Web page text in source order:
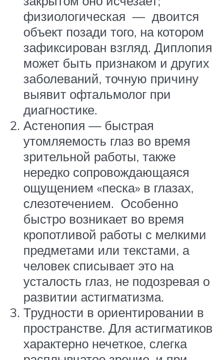
физиологическая — двоится
объект позади того, на котором
зафиксирован взгляд. Диплопия
может быть признаком и других
заболеваний, точную причину
выявит офтальмолог при
диагностике.
Астенопия — быстрая
утомляемость глаз во время
зрительной работы, также
нередко сопровождающаяся
ощущением «песка» в глазах,
слезотечением. Особенно
быстро возникает во время
кропотливой работы с мелкими
предметами или текстами, а
человек списывает это на
усталость глаз, не подозревая о
развитии астигматизма.
Трудности в ориентировании в
пространстве. Для астигматиков
характерно нечеткое, слегка